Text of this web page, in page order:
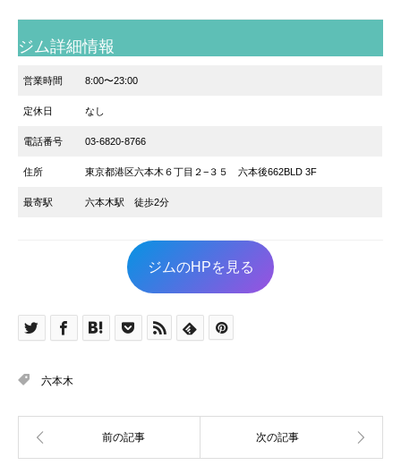
ジム詳細情報
営業時間 8:00〜23:00
定休日 なし
電話番号 03-6820-8766
住所 東京都港区六本木６丁目２−３５ 六本後662BLD 3F
最寄駅 六本木駅 徒歩2分
ジムのHPを見る
六本木